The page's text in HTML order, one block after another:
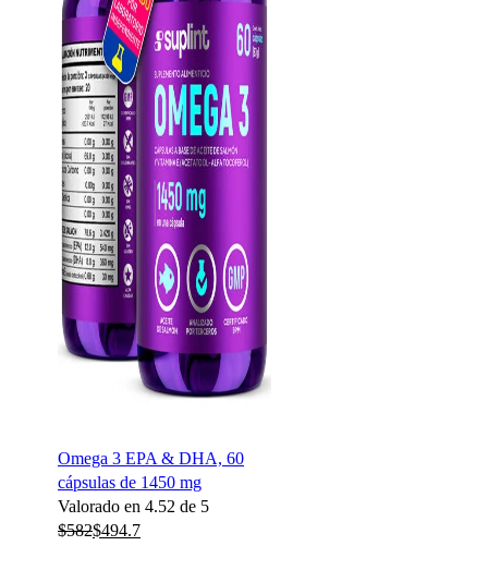
Omega 3 EPA & DHA, 60
cápsulas de 1450 mg
Valorado en 4.52 de 5
$582$494.7